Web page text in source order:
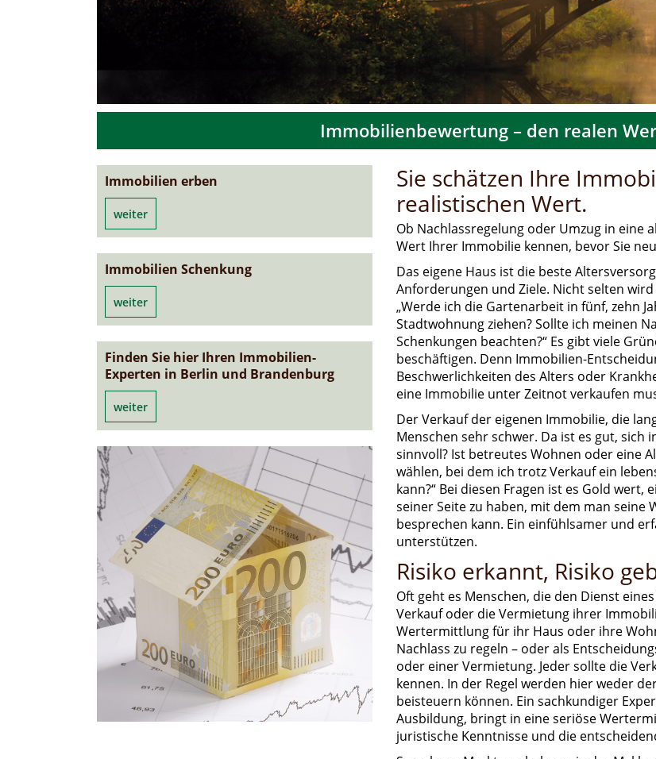
Immobilienbewertung – den realen
Immobilien erben
weiter
Immobilien Schenkung
weiter
Finden Sie hier Ihren Immobilien-
Experten in Berlin und Brandenburg
weiter
Sie schätzen Ihre
realistischen Wert.
Ob Nachlassregelung oder Umzug in eine
Wert Ihrer Immobilie kennen, bevor Sie
Das eigene Haus ist die beste
Anforderungen und Ziele. Nicht selten
„Werde ich die Gartenarbeit in fünf, zehn
Stadtwohnung ziehen? Sollte ich meinen
Schenkungen beachten?“ Es gibt viele
beschäftigen. Denn Immobilien-
Beschwerlichkeiten des Alters oder
eine Immobilie unter Zeitnot verkaufen
Der Verkauf der eigenen Immobilie, die
Menschen sehr schwer. Da ist es gut, sich
sinnvoll? Ist betreutes Wohnen oder eine
wählen, bei dem ich trotz Verkauf ein
kann?“ Bei diesen Fragen ist es Gold
seiner Seite zu haben, mit dem man seine
besprechen kann. Ein einfühlsamer und
unterstützen.
Risiko erkannt, Risiko
Oft geht es Menschen, die den Dienst
Verkauf oder die Vermietung ihrer
Wertermittlung für ihr Haus oder ihre
Nachlass zu regeln – oder als
oder einer Vermietung. Jeder sollte die
kennen. In der Regel werden hier weder
beisteuern können. Ein sachkundiger
Ausbildung, bringt in eine seriöse
juristische Kenntnisse und die